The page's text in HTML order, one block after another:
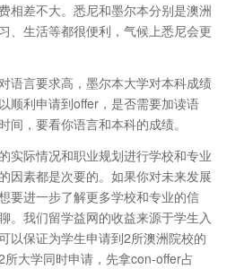
相差不大。悉尼和墨尔本分别是澳洲
、生活等都很便利，气候上悉尼会更
语言要求高，墨尔本大学对本科成绩
顺利申请到offer，是否需要加读语
间，要看你语言和本科的成绩。
实际情况和职业规划进行学校和专业
因素都是次要的。如果你对未来发展
要进一步了解更多学校和专业的信
。我们留学益网的收益来源于学生入
以保证为学生申请到2所澳洲院校的
大学同时申请，先拿con-offer占